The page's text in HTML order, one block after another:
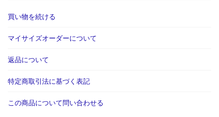
買い物を続ける
マイサイズオーダーについて
返品について
特定商取引法に基づく表記
この商品について問い合わせる